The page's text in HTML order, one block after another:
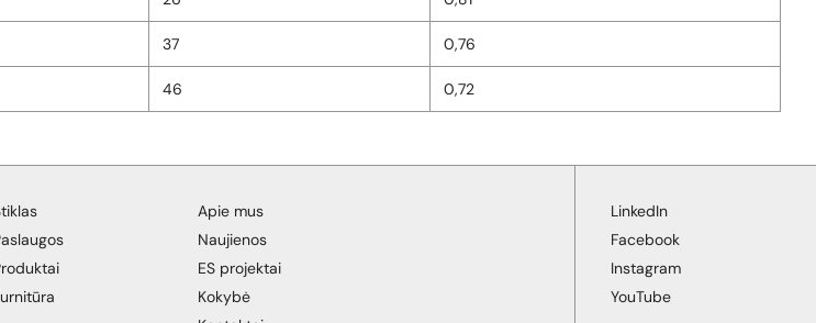
37 0,76
46 0,72
Apie mus
Naujienos
ES projektai
Kokybė
LinkedIn
Facebook
Instagram
YouTube